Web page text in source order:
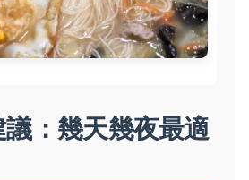
：幾天幾夜最適